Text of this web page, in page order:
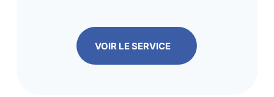
VOIR LE SERVICE